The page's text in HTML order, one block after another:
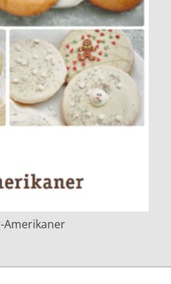
Amerikaner